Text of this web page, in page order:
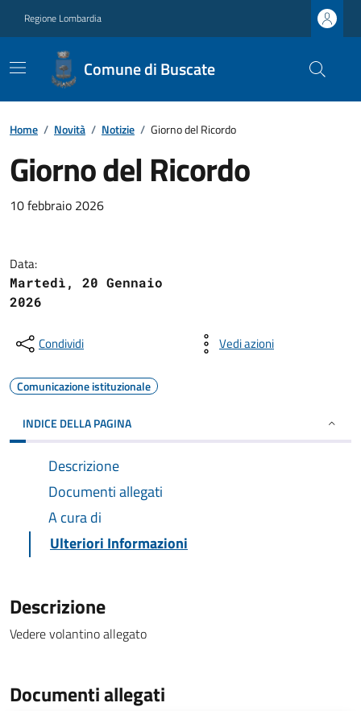
Regione Lombardia
Comune di Buscate
Home / Novità / Notizie / Giorno del Ricordo
Giorno del Ricordo
10 febbraio 2026
Data:
Martedì, 20 Gennaio
2026
Condividi Vedi azioni
Comunicazione istituzionale
INDICE DELLA PAGINA
Descrizione
Documenti allegati
A cura di
Ulteriori Informazioni
Descrizione
Vedere volantino allegato
Documenti allegati